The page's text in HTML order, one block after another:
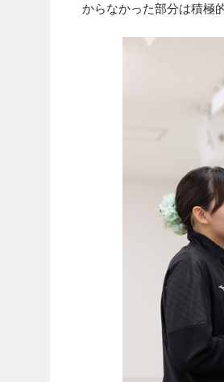
からなかった部分は積極